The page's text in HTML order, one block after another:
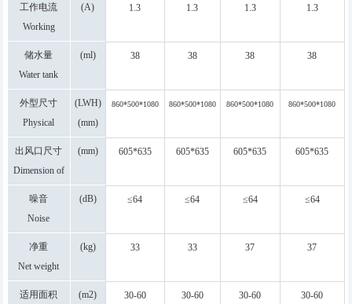
工作电流
Working
储水量
Water tank
外型尺寸
Physical
出风口尺寸
Dimension of
噪音
Noise
净重
Net weight
适用面积
(A)
(ml)
(LWH)
(mm)
(mm)
(dB)
(kg)
(m2)
1.3
38
860*500*1080
605*635
≤64
33
30-60
1.3
38
860*500*1080
605*635
≤64
33
30-60
1.3
38
860*500*1080
605*635
≤64
37
30-60
1.3
38
860*500*1080
605*635
≤64
37
30-60